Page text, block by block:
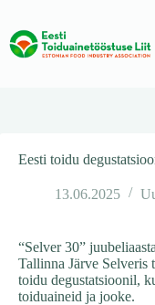
content
Eesti toidu
13.06.2025
“Selver 30”
Tallinna Järve Selveris
toidu degustatsioonil,
toiduaineid ja jooke.